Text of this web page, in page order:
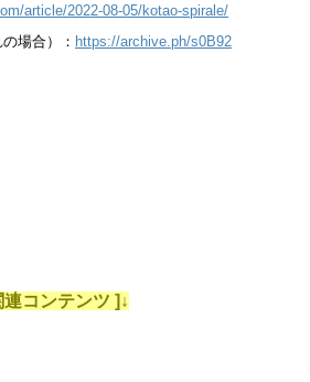
article/2022-08-05/kotao-spirale/
場合）： https://archive.ph/s0B92
コンテンツ ]↓